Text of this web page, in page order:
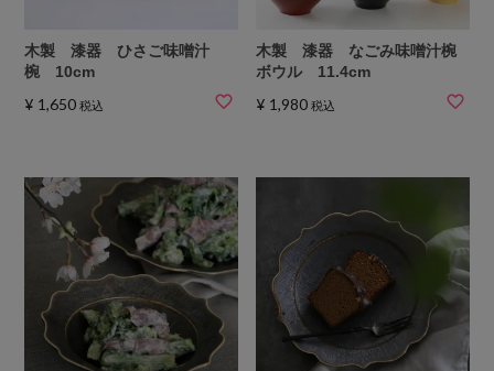
木製 漆器 ひさご味噌汁
椀 10cm
¥ 1,650 税込
木製 漆器 なごみ味噌汁椀
ボウル 11.4cm
¥ 1,980 税込